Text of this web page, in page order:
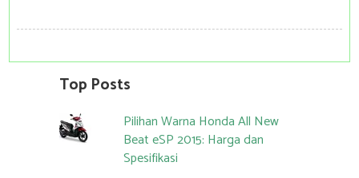
Top Posts
Pilihan Warna Honda All New
Beat eSP 2015: Harga dan
Spesifikasi